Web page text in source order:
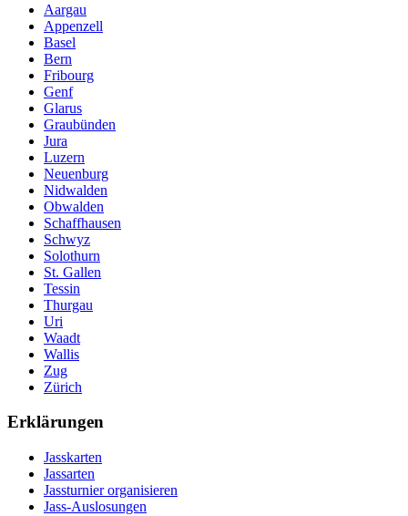
Aargau
Appenzell
Basel
Bern
Fribourg
Genf
Glarus
Graubünden
Jura
Luzern
Neuenburg
Nidwalden
Obwalden
Schaffhausen
Schwyz
Solothurn
St. Gallen
Tessin
Thurgau
Uri
Waadt
Wallis
Zug
Zürich
Erklärungen
Jasskarten
Jassarten
Jassturnier organisieren
Jass-Auslosungen